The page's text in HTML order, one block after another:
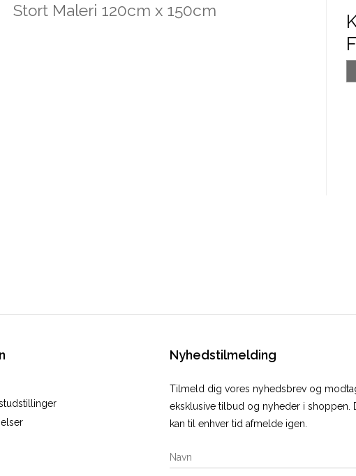
Stort Maleri 120cm x 150cm
Nyhedstilmelding
Tilmeld dig vores nyhedsbrev og
eksklusive tilbud og nyheder i shoppen.
kan til enhver tid afmelde igen.